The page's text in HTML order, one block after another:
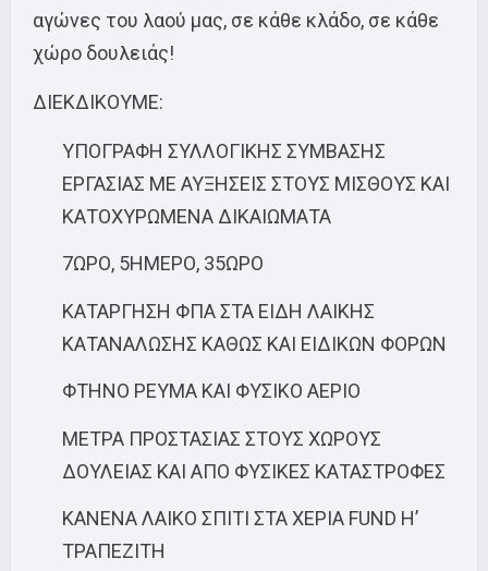
αγώνες του λαού μας, σε κάθε κλάδο, σε κάθε
χώρο δουλειάς!
ΔΙΕΚΔΙΚΟΥΜΕ:
ΥΠΟΓΡΑΦΗ ΣΥΛΛΟΓΙΚΗΣ ΣΥΜΒΑΣΗΣ
ΕΡΓΑΣΙΑΣ ΜΕ ΑΥΞΗΣΕΙΣ ΣΤΟΥΣ ΜΙΣΘΟΥΣ ΚΑΙ
ΚΑΤΟΧΥΡΩΜΕΝΑ ΔΙΚΑΙΩΜΑΤΑ
7ΩΡΟ, 5ΗΜΕΡΟ, 35ΩΡΟ
ΚΑΤΑΡΓΗΣΗ ΦΠΑ ΣΤΑ ΕΙΔΗ ΛΑΙΚΗΣ
ΚΑΤΑΝΑΛΩΣΗΣ ΚΑΘΩΣ ΚΑΙ ΕΙΔΙΚΩΝ ΦΟΡΩΝ
ΦΤΗΝΟ ΡΕΥΜΑ ΚΑΙ ΦΥΣΙΚΟ ΑΕΡΙΟ
ΜΕΤΡΑ ΠΡΟΣΤΑΣΙΑΣ ΣΤΟΥΣ ΧΩΡΟΥΣ
ΔΟΥΛΕΙΑΣ ΚΑΙ ΑΠΟ ΦΥΣΙΚΕΣ ΚΑΤΑΣΤΡΟΦΕΣ
ΚΑΝΕΝΑ ΛΑΙΚΟ ΣΠΙΤΙ ΣΤΑ ΧΕΡΙΑ FUND Η’
ΤΡΑΠΕΖΙΤΗ